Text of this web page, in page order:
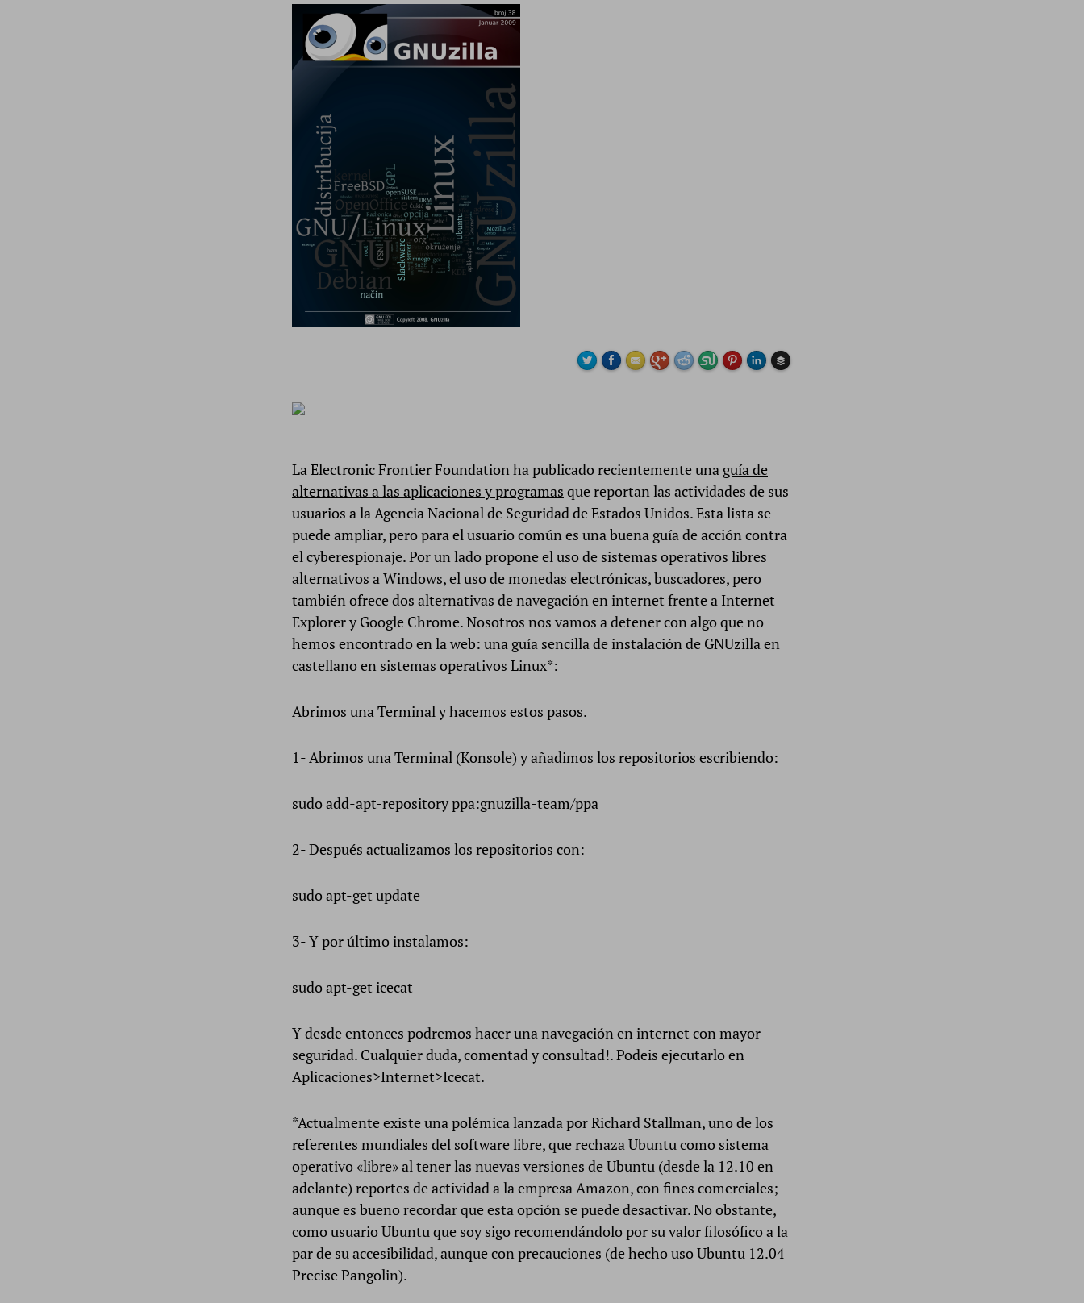
La Electronic Frontier Foundation ha publicado recientemente una guía de
alternativas a las aplicaciones y programas que reportan las actividades de sus
usuarios a la Agencia Nacional de Seguridad de Estados Unidos. Esta lista se
puede ampliar, pero para el usuario común es una buena guía de acción contra
el cyberespionaje. Por un lado propone el uso de sistemas operativos libres
alternativos a Windows, el uso de monedas electrónicas, buscadores, pero
también ofrece dos alternativas de navegación en internet frente a Internet
Explorer y Google Chrome. Nosotros nos vamos a detener con algo que no
hemos encontrado en la web: una guía sencilla de instalación de GNUzilla en
castellano en sistemas operativos Linux*:
Abrimos una Terminal y hacemos estos pasos.
1- Abrimos una Terminal (Konsole) y añadimos los repositorios escribiendo:
sudo add-apt-repository ppa:gnuzilla-team/ppa
2- Después actualizamos los repositorios con:
sudo apt-get update
3- Y por último instalamos:
sudo apt-get icecat
Y desde entonces podremos hacer una navegación en internet con mayor
seguridad. Cualquier duda, comentad y consultad!. Podeis ejecutarlo en
Aplicaciones>Internet>Icecat.
*Actualmente existe una polémica lanzada por Richard Stallman, uno de los
referentes mundiales del software libre, que rechaza Ubuntu como sistema
operativo «libre» al tener las nuevas versiones de Ubuntu (desde la 12.10 en
adelante) reportes de actividad a la empresa Amazon, con fines comerciales;
aunque es bueno recordar que esta opción se puede desactivar. No obstante,
como usuario Ubuntu que soy sigo recomendándolo por su valor filosófico a la
par de su accesibilidad, aunque con precauciones (de hecho uso Ubuntu 12.04
Precise Pangolin).